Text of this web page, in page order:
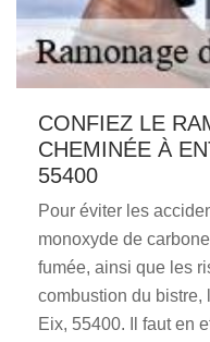
CONFIEZ LE
CHEMINÉE À
55400
Pour éviter les
monoxyde de
fumée, ainsi que les
combustion du bistre,
Eix, 55400. Il faut en